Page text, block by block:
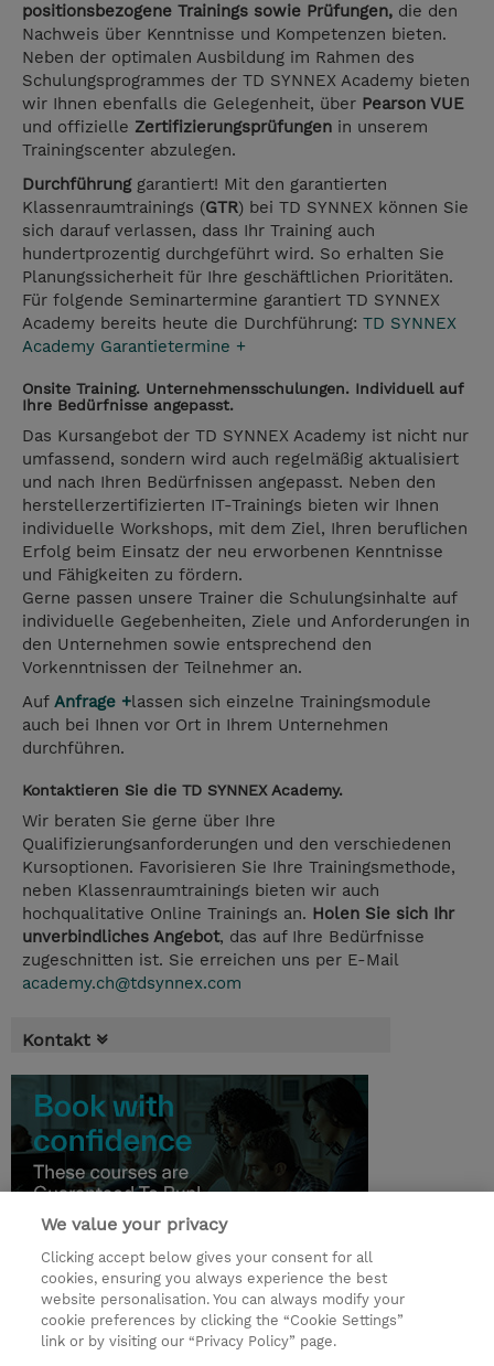
positionsbezogene Trainings sowie Prüfungen, die den
Nachweis über Kenntnisse und Kompetenzen bieten.
Neben der optimalen Ausbildung im Rahmen des
Schulungsprogrammes der TD SYNNEX Academy bieten
wir Ihnen ebenfalls die Gelegenheit, über Pearson VUE
und offizielle Zertifizierungsprüfungen in unserem
Trainingscenter abzulegen.
Durchführunggarantiert! Mit den garantierten
Klassenraumtrainings (GTR) bei TD SYNNEX können Sie
sich darauf verlassen, dass Ihr Training auch
hundertprozentig durchgeführt wird. So erhalten Sie
Planungssicherheit für Ihre geschäftlichen Prioritäten.
Für folgende Seminartermine garantiert TD SYNNEX
Academy bereits heute die Durchführung: TD SYNNEX
Academy Garantietermine +
Onsite Training. Unternehmensschulungen. Individuell auf
Ihre Bedürfnisse angepasst.
Das Kursangebot der TD SYNNEX Academy ist nicht nur
umfassend, sondern wird auch regelmäßig aktualisiert
und nach Ihren Bedürfnissen angepasst. Neben den
herstellerzertifizierten IT-Trainings bieten wir Ihnen
individuelle Workshops, mit dem Ziel, Ihren beruflichen
Erfolg beim Einsatz der neu erworbenen Kenntnisse
und Fähigkeiten zu fördern.
Gerne passen unsere Trainer die Schulungsinhalte auf
individuelle Gegebenheiten, Ziele und Anforderungen in
den Unternehmen sowie entsprechend den
Vorkenntnissen der Teilnehmer an.
Auf Anfrage +lassen sich einzelne Trainingsmodule
auch bei Ihnen vor Ort in Ihrem Unternehmen
durchführen.
Kontaktieren Sie die TD SYNNEX Academy.
Wir beraten Sie gerne über Ihre
Qualifizierungsanforderungen und den verschiedenen
Kursoptionen. Favorisieren Sie Ihre Trainingsmethode,
neben Klassenraumtrainings bieten wir auch
hochqualitative Online Trainings an. Holen Sie sich Ihr
unverbindliches Angebot, das auf Ihre Bedürfnisse
zugeschnitten ist. Sie erreichen uns per E-Mail
academy.ch@tdsynnex.com
Kontakt
© 2026 TD SYNNEX
We value your privacy
Clicking accept below gives your consent for all
cookies, ensuring you always experience the best
website personalisation. You can always modify your
cookie preferences by clicking the “Cookie Settings”
link or by visiting our “Privacy Policy” page.